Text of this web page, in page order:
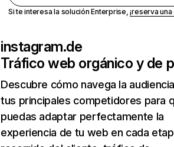
Si te interesa la solución Enterprise,¡reserva
instagram.de
Tráfico web orgánico y de
Descubre cómo navega la
tus principales competidores para
puedas adaptar perfectamente la
experiencia de tu web en cada